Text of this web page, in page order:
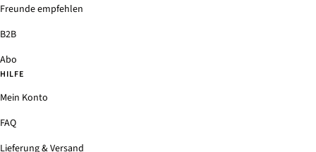
Freunde empfehlen
B2B
Abo
HILFE
Mein Konto
FAQ
Lieferung & Versand